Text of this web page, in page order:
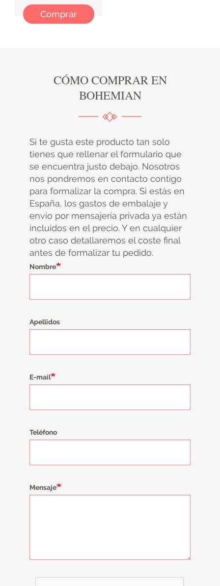
Comprar
CÓMO COMPRAR EN
BOHEMIAN
Si te gusta este producto tan solo
tienes que rellenar el formulario que
se encuentra justo debajo. Nosotros
nos pondremos en contacto contigo
para formalizar la compra. Si estás en
España, los gastos de embalaje y
envío por mensajería privada ya están
incluidos en el precio. Y en cualquier
otro caso detallaremos el coste final
antes de formalizar tu pedido.
Nombre
Apellidos
E-mail
Teléfono
Mensaje